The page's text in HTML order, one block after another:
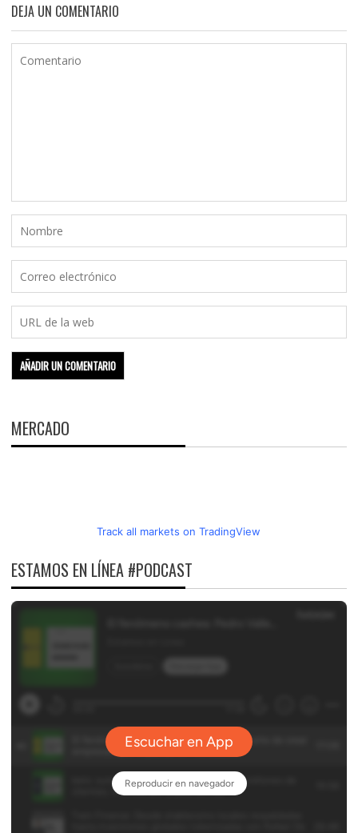
DEJA UN COMENTARIO
MERCADO
Track all markets on TradingView
ESTAMOS EN LÍNEA #PODCAST